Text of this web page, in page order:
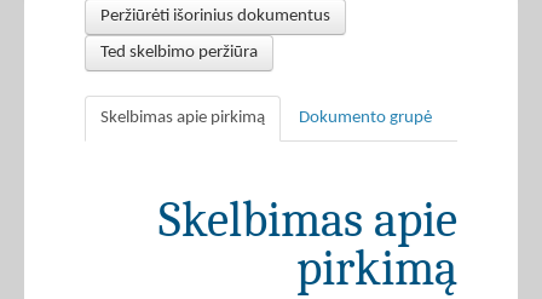
Peržiūrėti išorinius dokumentus
Ted skelbimo peržiūra
Skelbimas apie pirkimą Dokumento grupė
Skelbimas apie
pirkimą